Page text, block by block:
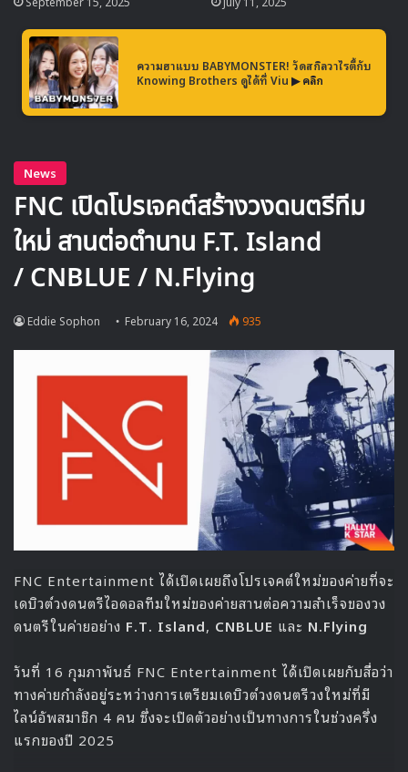
ความฮาแบบ BABYMONSTER! วัดสกิลวาไรตี้กับ
Knowing Brothers ดูได้ที่ Viu ▶ คลิก